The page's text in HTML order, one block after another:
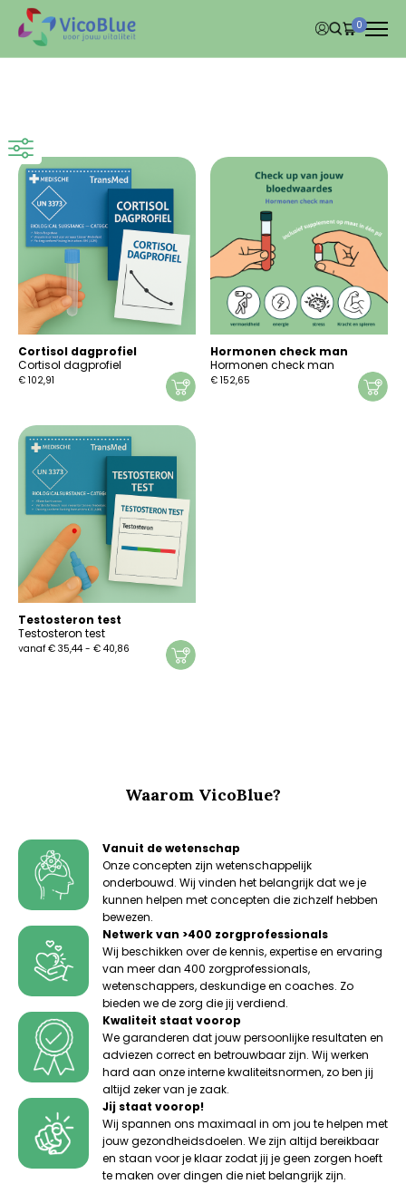
0
Cortisol dagprofiel
Cortisol dagprofiel
€ 102,91
Hormonen check man
Hormonen check man
€ 152,65
Testosteron test
Testosteron test
vanaf€ 35,44 - € 40,86 Prijsklasse:
de
productpagina
Waarom VicoBlue?
Vanuit de wetenschap
Onze concepten zijn wetenschappelijk
onderbouwd. Wij vinden het belangrijk dat we je
kunnen helpen met concepten die zichzelf hebben
bewezen.
Netwerk van >400 zorgprofessionals
Wij beschikken over de kennis, expertise en ervaring
van meer dan 400 zorgprofessionals,
wetenschappers, deskundige en coaches. Zo
bieden we de zorg die jij verdiend.
Kwaliteit staat voorop
We garanderen dat jouw persoonlijke resultaten en
adviezen correct en betrouwbaar zijn. Wij werken
hard aan onze interne kwaliteitsnormen, zo ben jij
altijd zeker van je zaak.
Jij staat voorop!
Wij spannen ons maximaal in om jou te helpen met
jouw gezondheidsdoelen. We zijn altijd bereikbaar
en staan voor je klaar zodat jij je geen zorgen hoeft
te maken over dingen die niet belangrijk zijn.